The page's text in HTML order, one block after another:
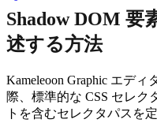
Shadow DOM 要
述する方法
Kameleoon Graphic エデ
際、標準的な CSS セレク
トを含むセレクタパスを